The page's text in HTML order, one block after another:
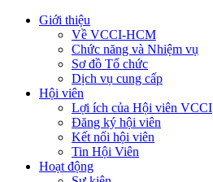
Giới thiệu
Về VCCI-HCM
Chức năng và Nhiệm vụ
Sơ đồ Tổ chức
Dịch vụ cung cấp
Hội viên
Lợi ích của Hội viên VCCI
Đăng ký hội viên
Kết nối hội viên
Tin Hội Viên
Hoạt động